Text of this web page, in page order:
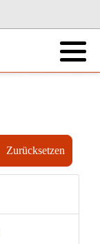
Zurücksetzen